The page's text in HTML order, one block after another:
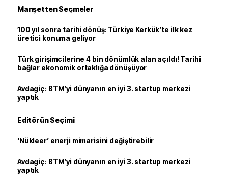
Manşetten Seçmeler
100 yıl sonra tarihi dönüş: Türkiye Kerkük’te ilk kez
üretici konuma geliyor
Türk girişimcilerine 4 bin dönümlük alan açıldı! Tarihi
bağlar ekonomik ortaklığa dönüşüyor
Avdagiç: BTM’yi dünyanın en iyi 3. startup merkezi
yaptık
Editörün Seçimi
‘Nükleer’ enerji mimarisini değiştirebilir
Avdagiç: BTM’yi dünyanın en iyi 3. startup merkezi
yaptık